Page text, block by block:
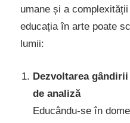
umane și a
educația în arte poate
lumii:
Dezvoltarea
de analiză
Educându-se în